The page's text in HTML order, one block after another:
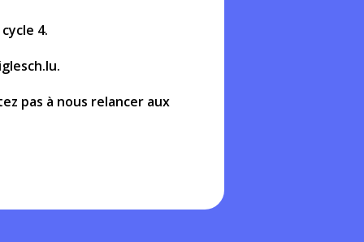
4.
pas à nous relancer aux